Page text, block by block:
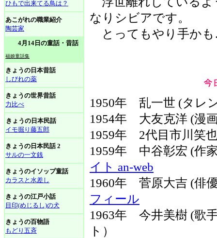
ひもで出来てる鳥は？
あこがれの職業紹介
陶芸家
4月14日の童話・昔話
福娘童話集
きょうの日本昔話
しびれの薬
きょうの世界昔話
力比べ
きょうの日本民話
イモ掘り藤五郎
きょうの日本民話 2
サルの一文銭
きょうのイソップ童話
カラスと水差し
きょうの江戸小話
目印(めじるし)の犬
きょうの百物語
もどり五斉
なりシビアです。
とってもやり手か
1950年 乱一世 (タレ
1954年 大友克洋 (漫
1959年 2代目市川笑
1959年 中谷彰宏 (
イト an-web
1960年 菅原大吉 (
フィール
1963年 今井美樹 (
ト）